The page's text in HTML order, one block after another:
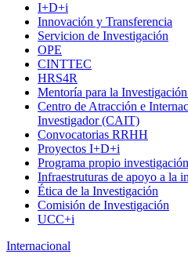
I+D+i
Innovación y Transferencia
Servicion de Investigación
OPE
CINTTEC
HRS4R
Mentoría para la
Centro de Atracción e
Investigador (CAIT)
Convocatorias RRHH
Proyectos I+D+i
Programa propio investigación
Infraestruturas de apoyo a la
Ética de la Investigación
Comisión de Investigación
UCC+i
Internacional